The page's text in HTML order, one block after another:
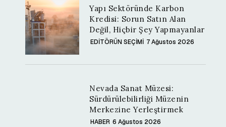
Yapı Sektöründe Karbon
Kredisi: Sorun Satın Alan
Değil, Hiçbir Şey Yapmayanlar
EDİTÖRÜN SEÇİMİ 7 Ağustos 2026
Nevada Sanat Müzesi:
Sürdürülebilirliği Müzenin
Merkezine Yerleştirmek
HABER 6 Ağustos 2026